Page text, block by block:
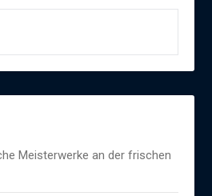
Meisterwerke an der frischen